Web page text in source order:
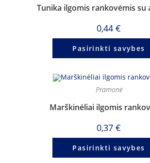
Tunika ilgomis rankovėmis su
0,44 €
Pasirinkti savybes
Pramonė
Marškinėliai ilgomis
0,37 €
Pasirinkti savybes